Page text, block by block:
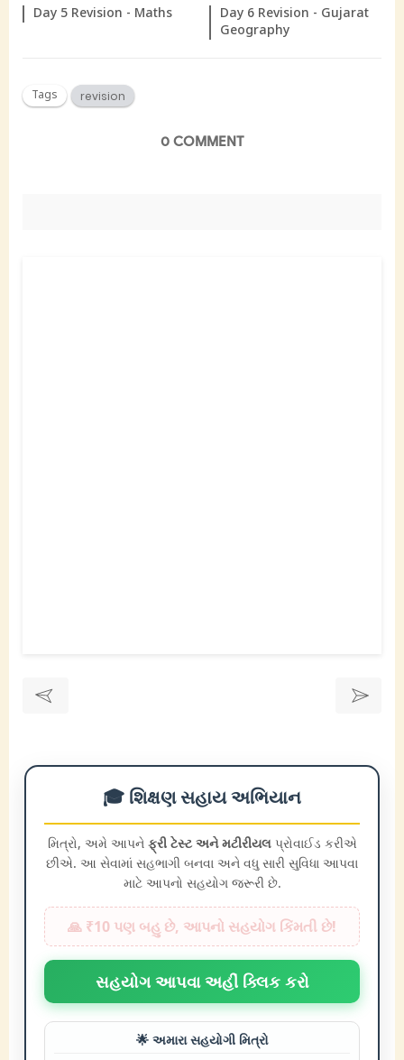
Day 5 Revision - Maths
Day 6 Revision - Gujarat
Geography
Tags revision
0 COMMENT
🎓 શિક્ષણ સહાય અભિયાન
મિત્રો, અમે આપને ફ્રી ટેસ્ટ અને મટીરીયલપ્રોવાઈડ કરીએ
છીએ. આ સેવામાં સહભાગી બનવા અને વધુ સારી સુવિધા આપવા
માટે આપનો સહયોગ જરૂરી છે.
🙏 ₹10 પણ બહુ છે, આપનો સહયોગ કિંમતી છે!
સહયોગ આપવા અહીં ક્લિક કરો
🌟 અમારા સહયોગી મિત્રો